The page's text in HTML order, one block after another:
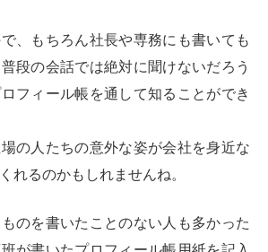
、もちろん社長や専務にも書いても
段の会話では絶対に聞けないだろう
フィール帳を通して知ることができ
の人たちの意外な姿が会社を身近な
れるのかもしれませんね。
のを書いたことのない人も多かった